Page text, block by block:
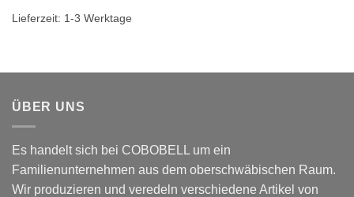
Lieferzeit: 1-3 Werktage
ÜBER UNS
Es handelt sich bei COBOBELL um ein
Familienunternehmen aus dem oberschwäbischen Raum.
Wir produzieren und veredeln verschiedene Artikel von